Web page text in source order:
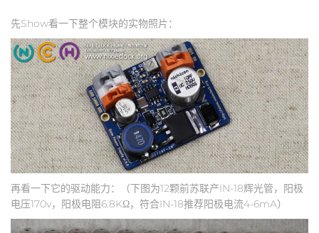
先Show看一下整个模块的实物照片：
再看一下它的驱动能力：（下图为12颗前苏联产IN-18辉光管，阳极
电压170v，阳极电阻6.8KΩ，符合IN-18推荐阳极电流4-6mA）